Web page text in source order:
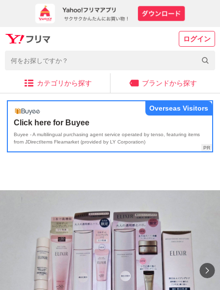
ログイン
カテゴリから探す ブランドから探す
Click here for Buyee
Buyee - A multilingual purchasing agent service operated by tenso, featuring items
from JDirectItems Fleamarket (provided by LY Corporation)
Overseas Visitors